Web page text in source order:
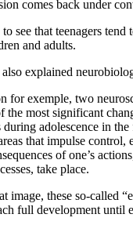
comes back under
see that teenagers tend
and adults.
explained
for exemple, two
the most significant
adolescence in
that impulse control,
of one’s
take place.
image, these so-called
full development until